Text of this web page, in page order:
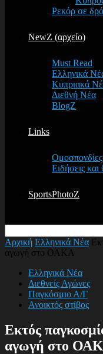
Ρεκόρ σε
NewZ (αρχείο)
Must Read
Ελληνικά
Κυπριακά
Διεθνή Νέα
BlogZ
Links
Ειδήσεις
SportsPhotoZ
Αρχική Ελληνικά Νέα
αγωγή στο ΟΑΚΑ
Ελληνικά Νέα
Διεθνείς Αγώνες
Παγκόσμιο Α/Γ
Ανοικτός στίβος
Εκτός
αγωγή στο